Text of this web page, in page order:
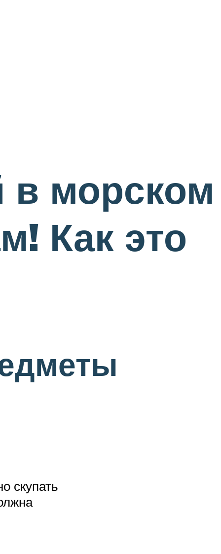
морском
Как это
скупать